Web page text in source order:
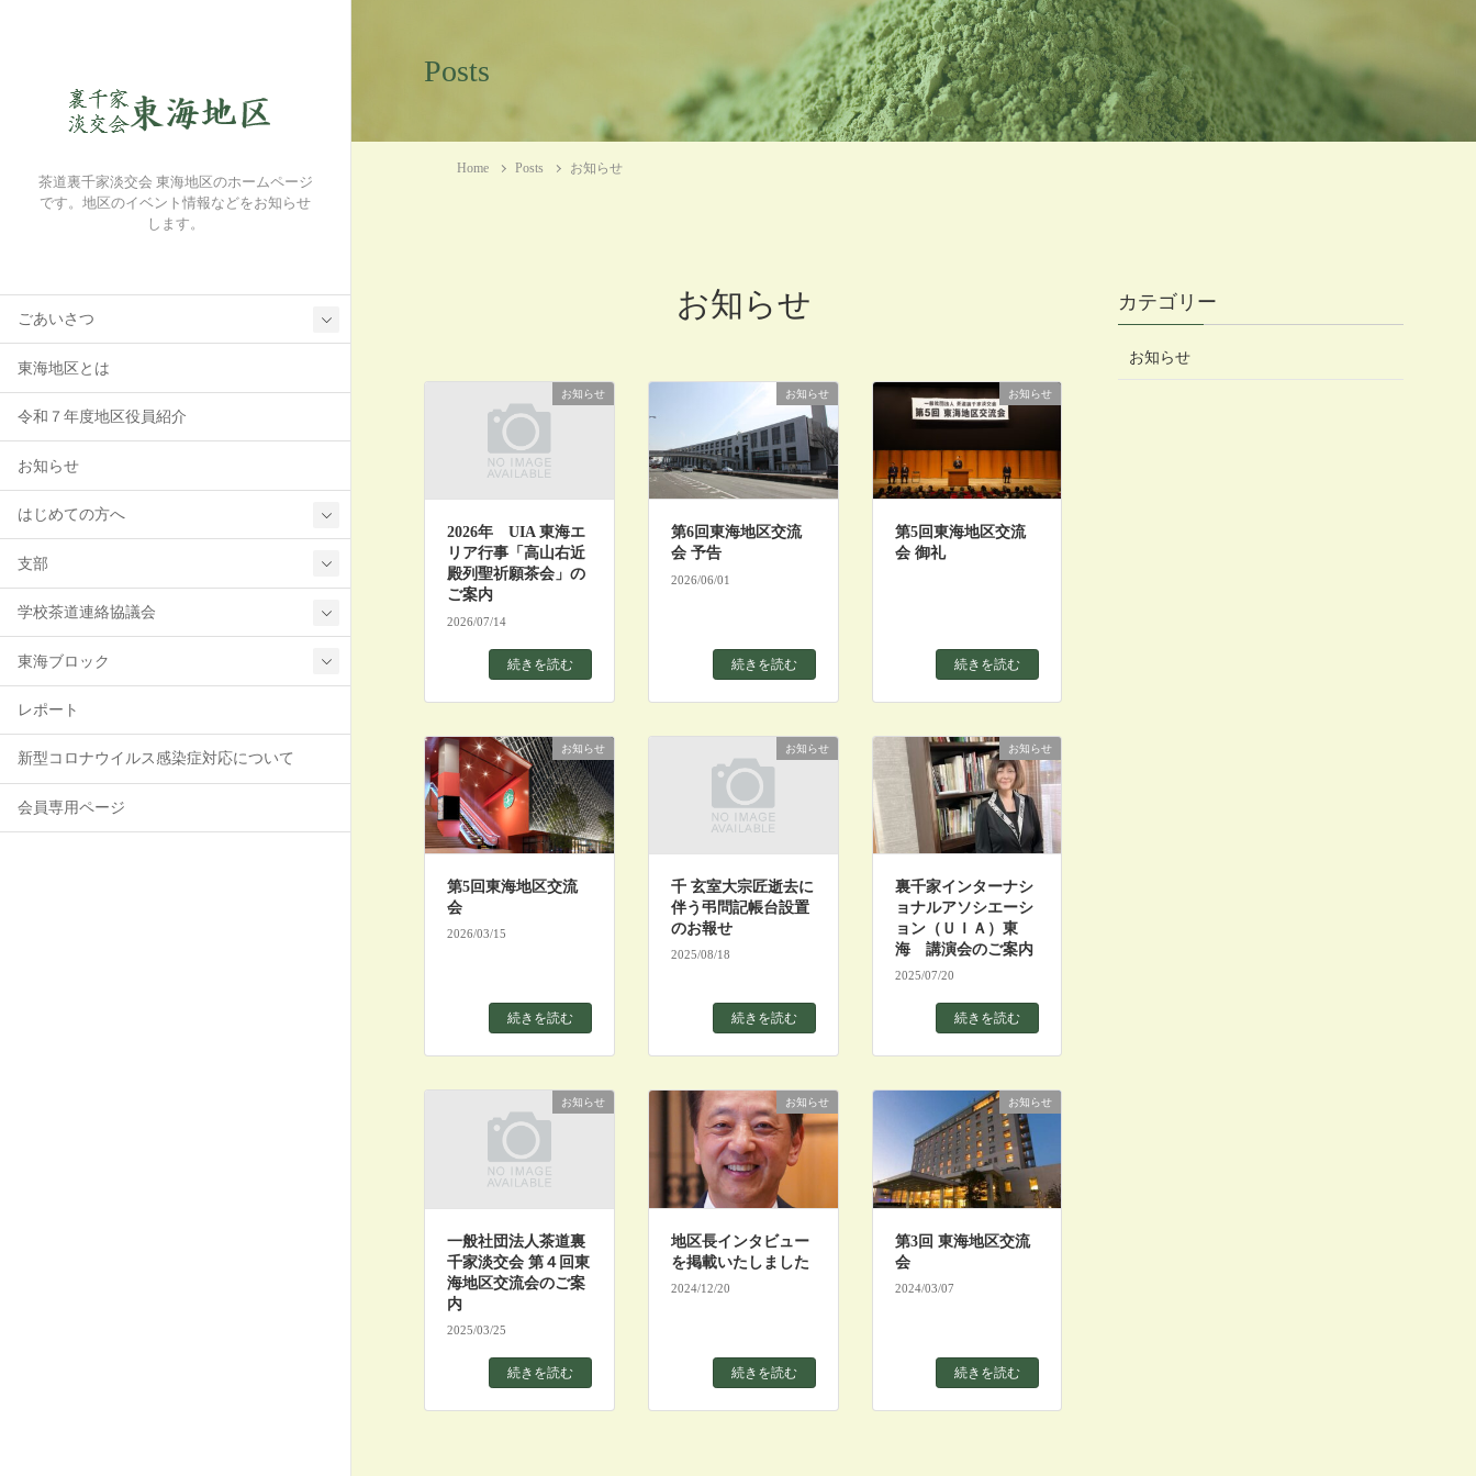
茶道裏千家淡交会 東海地区のホームページ
です。地区のイベント情報などをお知らせ
します。
ごあいさつ
東海地区とは
令和７年度地区役員紹介
お知らせ
はじめての方へ
支部
学校茶道連絡協議会
東海ブロック
レポート
新型コロナウイルス感染症対応について
会員専用ページ
Posts
Home Posts お知らせ
お知らせ
お知らせ
2026年 UIA 東海エ
リア行事「高山右近
殿列聖祈願茶会」の
ご案内
2026/07/14
続きを読む
お知らせ
第6回東海地区交流
会 予告
2026/06/01
続きを読む
お知らせ
第5回東海地区交流
会 御礼
続きを読む
お知らせ
第5回東海地区交流
会
2026/03/15
続きを読む
お知らせ
千 玄室大宗匠逝去に
伴う弔問記帳台設置
のお報せ
2025/08/18
続きを読む
お知らせ
裏千家インターナシ
ョナルアソシエーシ
ョン（ＵＩＡ）東
海 講演会のご案内
2025/07/20
続きを読む
お知らせ
一般社団法人茶道裏
千家淡交会 第４回東
海地区交流会のご案
内
2025/03/25
続きを読む
お知らせ
地区長インタビュー
を掲載いたしました
2024/12/20
続きを読む
お知らせ
第3回 東海地区交流
会
2024/03/07
続きを読む
カテゴリー
お知らせ